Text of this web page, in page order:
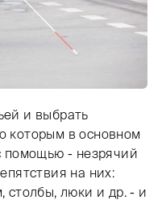
фотография.
и выбрать
которым в основном
помощью - незрячий
на них:
столбы, люки и др. - и